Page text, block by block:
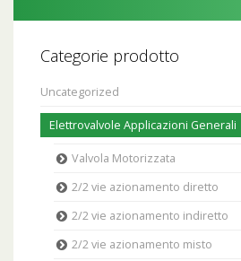
Categorie prodotto
Uncategorized
Elettrovalvole Applicazioni Generali
Valvola Motorizzata
2/2 vie azionamento diretto
2/2 vie azionamento indiretto
2/2 vie azionamento misto